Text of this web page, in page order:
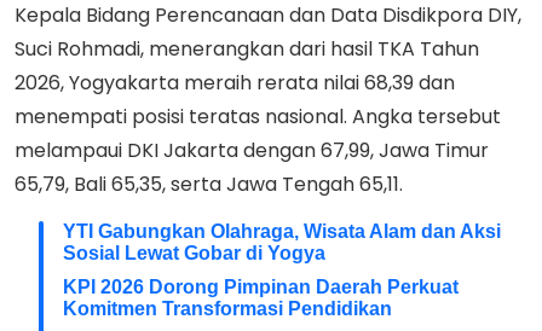
Kepala Bidang Perencanaan dan Data Disdikpora DIY,
Suci Rohmadi, menerangkan dari hasil TKA Tahun
2026, Yogyakarta meraih rerata nilai 68,39 dan
menempati posisi teratas nasional. Angka tersebut
melampaui DKI Jakarta dengan 67,99, Jawa Timur
65,79, Bali 65,35, serta Jawa Tengah 65,11.
YTI Gabungkan Olahraga, Wisata Alam dan Aksi
Sosial Lewat Gobar di Yogya
KPI 2026 Dorong Pimpinan Daerah Perkuat
Komitmen Transformasi Pendidikan